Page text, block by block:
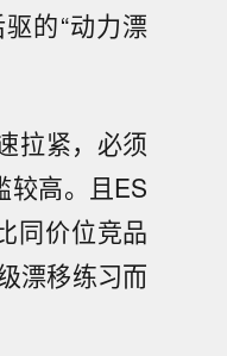
的“动力漂
拉紧，必须
较高。且ES
同价位竞品
漂移练习而